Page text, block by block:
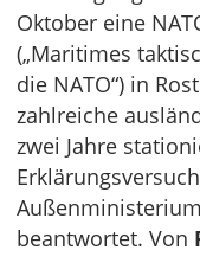
Oktober eine
(„Maritimes
die NATO“) in
zahlreiche
zwei Jahre
beantwortet. Von